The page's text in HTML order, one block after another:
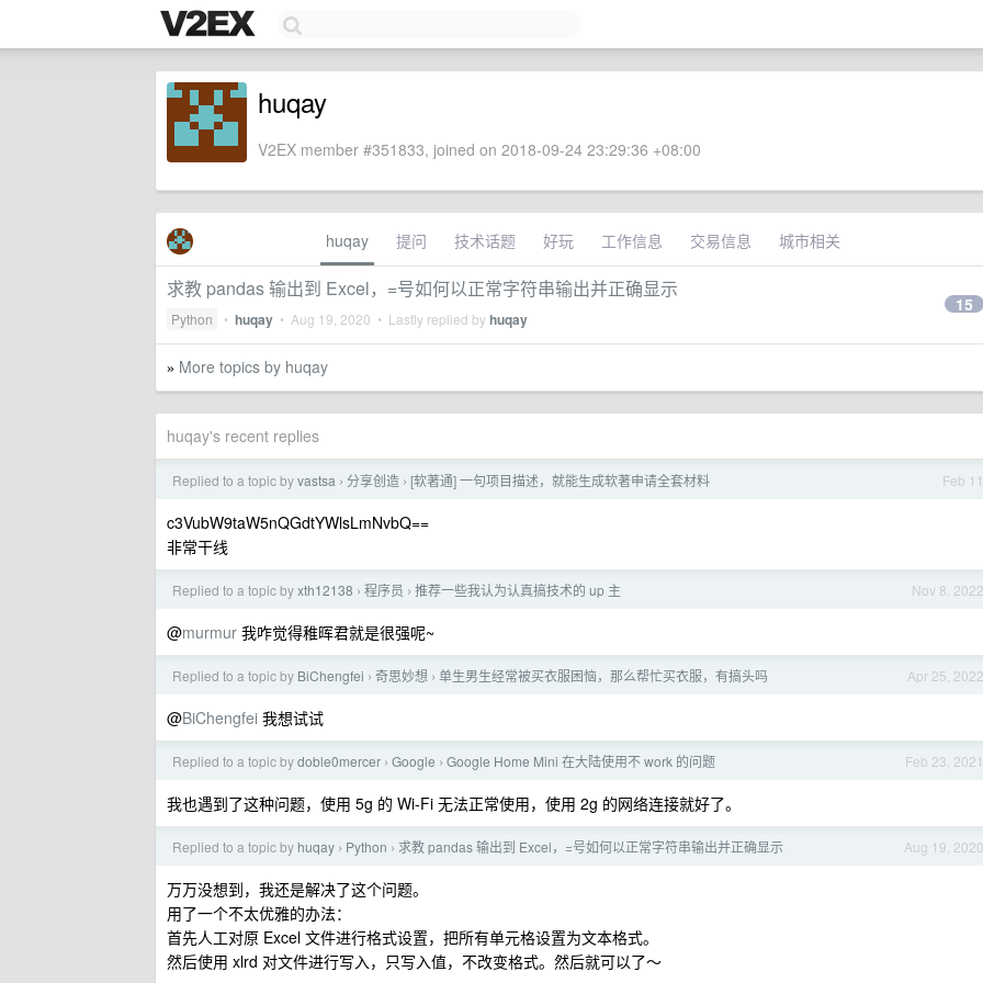
huqay
V2EX member #351833, joined on 2018-09-24 23:29:36 +08:00
huqay 提问 技术话题 好玩 工作信息 交易信息 城市相关
求教 pandas 输出到 Excel，=号如何以正常字符串输出并正确显示
Python • huqay • Aug 19, 2020 • Lastly replied byhuqay
15
» More topics by huqay
huqay's recent replies
Feb 11
Replied to a topic byvastsa › 分享创造 › [软著通] 一句项目描述，就能生成软著申请全套材料
c3VubW9taW5nQGdtYWlsLmNvbQ==
非常干线
Nov 8, 2022
Replied to a topic byxth12138 › 程序员 › 推荐一些我认为认真搞技术的 up 主
@murmur 我咋觉得稚晖君就是很强呢~
Apr 25, 2022
Replied to a topic by BiChengfei › 奇思妙想 › 单生男生经常被买衣服困恼，那么帮忙买衣服，有搞头吗
@BiChengfei 我想试试
Feb 23, 2021
Replied to a topic bydoble0mercer › Google › Google Home Mini 在大陆使用不 work 的问题
我也遇到了这种问题，使用 5g 的 Wi-Fi 无法正常使用，使用 2g 的网络连接就好了。
Aug 19, 2020
Replied to a topic by huqay › Python › 求教 pandas 输出到 Excel，=号如何以正常字符串输出并正确显示
万万没想到，我还是解决了这个问题。
用了一个不太优雅的办法：
首先人工对原 Excel 文件进行格式设置，把所有单元格设置为文本格式。
然后使用 xlrd 对文件进行写入，只写入值，不改变格式。然后就可以了～